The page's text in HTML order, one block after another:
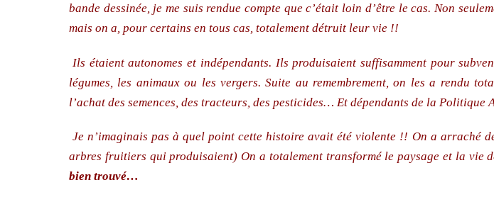
bande dessinée, je me suis rendue compte que c’était loin d’être le cas. Non
mais on a, pour certains en tous cas, totalement détruit leur vie !!
Ils étaient autonomes et indépendants. Ils produisaient suffisamment pour
légumes, les animaux ou les vergers. Suite au remembrement, on les a rendu
l’achat des semences, des tracteurs, des pesticides… Et dépendants de la Politique
Je n’imaginais pas à quel point cette histoire avait été violente !! On a arraché
arbres fruitiers qui produisaient) On a totalement transformé le paysage et la vie
bien trouvé…